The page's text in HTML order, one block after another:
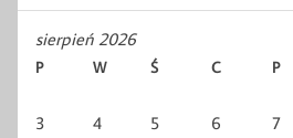
sierpień 2026
P W Ś C P
3
4 5 6 7